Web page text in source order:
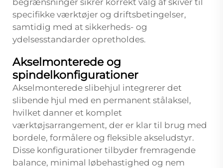
specifikke værktøjer og driftsbetingelser,
samtidig med at sikkerheds- og
ydelsesstandarder opretholdes.
Akselmonterede og
spindelkonfigurationer
Akselmonterede slibehjul integrerer det
slibende hjul med en permanent stålaksel,
hvilket danner et komplet
værktøjsarrangement, der er klar til brug med
bordele, formålere og fleksible akseludstyr.
Disse konfigurationer tilbyder fremragende
balance, minimal løbehastighed og nem